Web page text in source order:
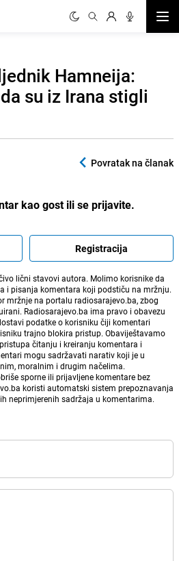
Hamneija:
su iz Irana stigli
Povratak na članak
kao gost ili se prijavite.
Registracija
lični stavovi autora. Molimo korisnike da
i pisanja komentara koji podstiču na mržnju.
mržnje na portalu radiosarajevo.ba, zbog
Radiosarajevo.ba ima pravo i obavezu
podatke o korisniku čiji komentari
trajno blokira pristup. Obaviještavamo
čitanju i kreiranju komentara i
mogu sadržavati narativ koji je u
moralnim i drugim načelima.
sporne ili prijavljene komentare bez
koristi automatski sistem prepoznavanja
neprimjerenih sadržaja u komentarima.